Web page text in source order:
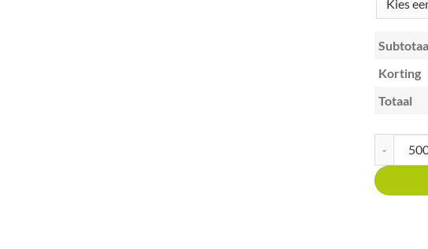
Korting
Totaal